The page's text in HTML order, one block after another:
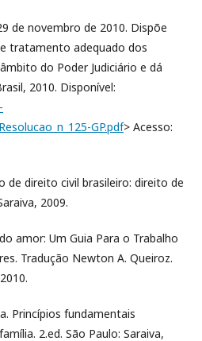
de novembro de 2010. Dispõe
tratamento adequado dos
do Poder Judiciário e dá
2010. Disponível:
GP.pdf> Acesso:
de direito civil brasileiro: direito de
2009.
amor: Um Guia Para o Trabalho
Tradução Newton A. Queiroz.
Princípios fundamentais
2.ed. São Paulo: Saraiva,